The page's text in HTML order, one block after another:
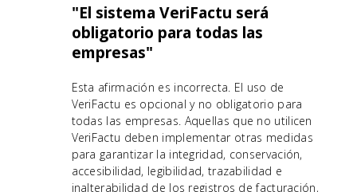
"El sistema VeriFactu será
obligatorio para todas las
empresas"
Esta afirmación es incorrecta. El uso de
VeriFactu es opcional y no obligatorio para
todas las empresas. Aquellas que no utilicen
VeriFactu deben implementar otras medidas
para garantizar la integridad, conservación,
accesibilidad, legibilidad, trazabilidad e
inalterabilidad de los registros de facturación,